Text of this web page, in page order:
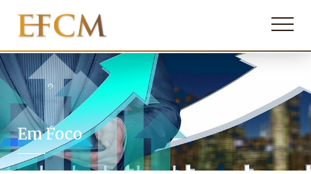
Em Foco